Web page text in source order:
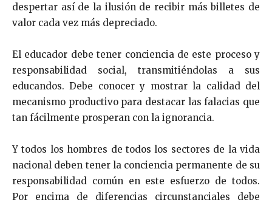
despertar así de la ilusión de recibir más billetes de
valor cada vez más depreciado.
El educador debe tener conciencia de este proceso y
responsabilidad social, transmitiéndolas a sus
educandos. Debe conocer y mostrar la calidad del
mecanismo pro­ductivo para destacar las falacias que
tan fácilmente pros­peran con la ignorancia.
Y todos los hombres de todos los sectores de la vida
na­cional deben tener la conciencia permanente de su
res­ponsabilidad común en este esfuerzo de todos.
Por encima de diferencias circunstanciales debe